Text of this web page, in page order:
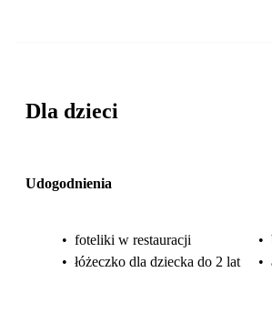
Dla dzieci
Udogodnienia
• foteliki w restauracji
• łóżeczko dla dziecka do 2 lat
•
•